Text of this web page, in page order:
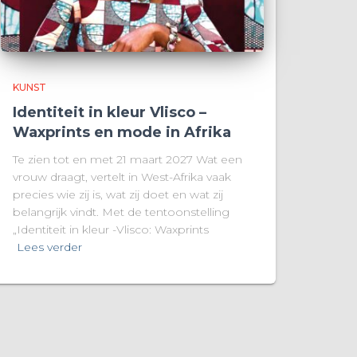
KUNST
Identiteit in kleur Vlisco –
Waxprints en mode in Afrika
Te zien tot en met 21 maart 2027 Wat een
vrouw draagt, vertelt in West-Afrika vaak
precies wie zij is, wat zij doet en wat zij
belangrijk vindt. Met de tentoonstelling
„Identiteit in kleur -Vlisco: Waxprints
Lees verder